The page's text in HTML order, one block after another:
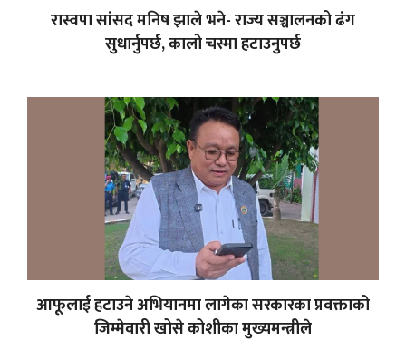
रास्वपा सांसद मनिष झाले भने- राज्य सञ्चालनको ढंग
सुधार्नुपर्छ, कालो चस्मा हटाउनुपर्छ
आफूलाई हटाउने अभियानमा लागेका सरकारका प्रवक्ताको
जिम्मेवारी खोसे कोशीका मुख्यमन्त्रीले